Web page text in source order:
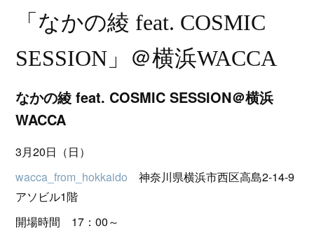
「なかの綾 feat. COSMIC
SESSION」＠横浜WACCA
なかの綾 feat. COSMIC SESSION＠横浜
WACCA
3月20日（日）
wacca_from_hokkaido 神奈川県横浜市西区高島2-14-9
アソビル1階
開場時間 17：00～